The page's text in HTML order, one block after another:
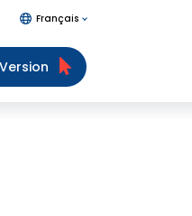
Français